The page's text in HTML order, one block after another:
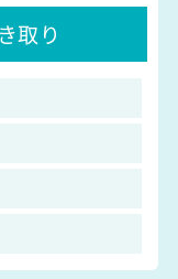
取り